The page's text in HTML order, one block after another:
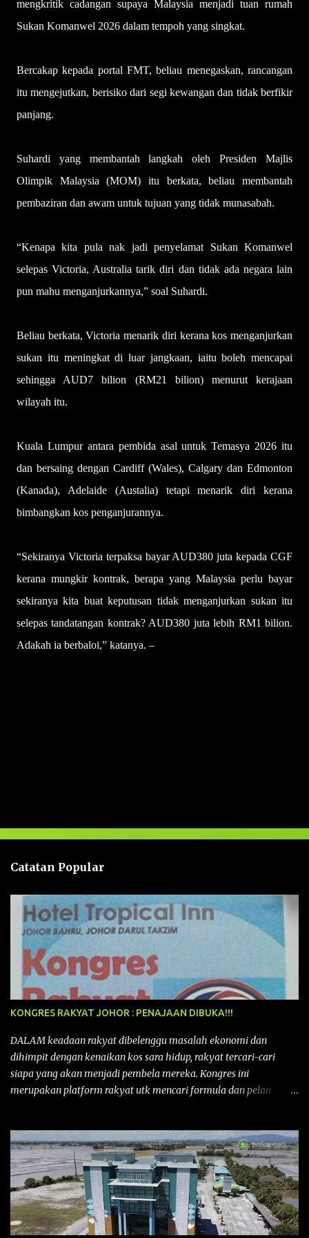
mengkritik cadangan supaya Malaysia menjadi tuan rumah
Sukan Komanwel 2026 dalam tempoh yang singkat.
Bercakap kepada portal FMT, beliau menegaskan, rancangan
itu mengejutkan, berisiko dari segi kewangan dan tidak berfikir
panjang.
Suhardi yang membantah langkah oleh Presiden Majlis
Olimpik Malaysia (MOM) itu berkata, beliau membantah
pembaziran dan awam untuk tujuan yang tidak munasabah.
“Kenapa kita pula nak jadi penyelamat Sukan Komanwel
selepas Victoria, Australia tarik diri dan tidak ada negara lain
pun mahu menganjurkannya,” soal Suhardi.
Beliau berkata, Victoria menarik diri kerana kos menganjurkan
sukan itu meningkat di luar jangkaan, iaitu boleh mencapai
sehingga AUD7 bilion (RM21 bilion) menurut kerajaan
wilayah itu.
Kuala Lumpur antara pembida asal untuk Temasya 2026 itu
dan bersaing dengan Cardiff (Wales), Calgary dan Edmonton
(Kanada), Adelaide (Austalia) tetapi menarik diri kerana
bimbangkan kos pe­nganjurannya.
“Sekiranya Victoria terpaksa bayar AUD380 juta kepada CGF
kerana mungkir kontrak, berapa yang Malaysia perlu bayar
sekiranya kita buat keputusan tidak menganjurkan sukan itu
selepas tandatangan kontrak? AUD380 juta lebih RM1 bilion.
Adakah ia berbaloi,” katanya. –
a
n
Catatan Popular
KONGRES RAKYAT JOHOR : PENAJAAN DIBUKA!!!
DALAM keadaan rakyat dibelenggu masalah ekonomi dan
dihimpit dengan kenaikan kos sara hidup, rakyat tercari-cari
siapa yang akan menjadi pembela mereka. Kongres ini
merupakan platform rakyat utk mencari formula dan pelan
pertama yang telah diadakan pada 12 September 2015 di Shah
Alam, Selangor, di peringkat kebangsaan dengan tema
“MEMBINA MALAYSIA SEJAHTERA”, Kongre s Rakyat di
peringkat negeri-negeri mula diadakan. Isu-isu rakyat yang telah
ditimbulkan di peringkat kebangsaan termasuklah isu-isu
ekonomi, sosial, pendidikan, pengurusan sumber, kesihatan,